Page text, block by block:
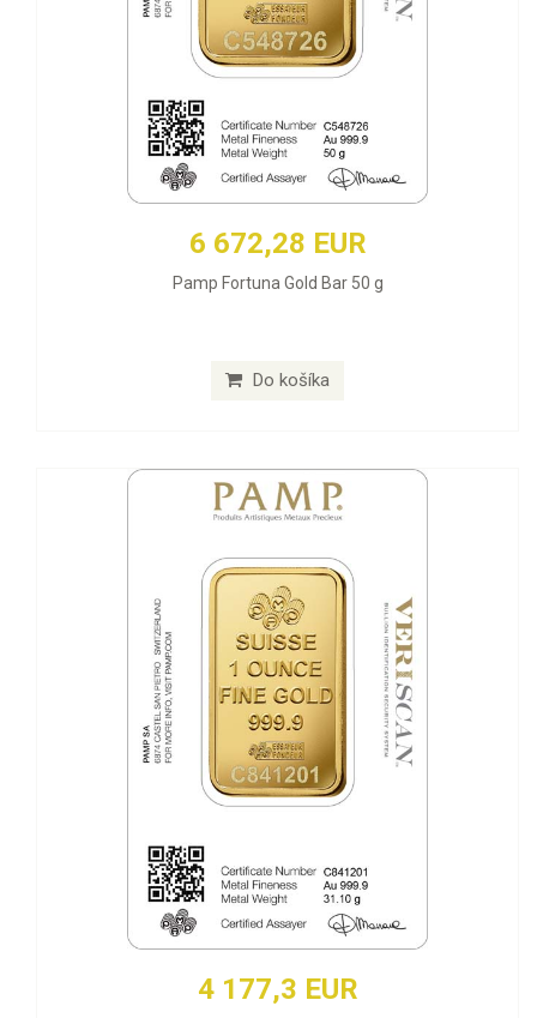
6 672,28 EUR
Pamp Fortuna Gold Bar 50 g
Do košíka
4 177,3 EUR